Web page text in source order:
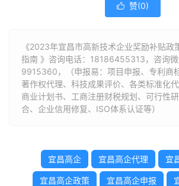
 赞(0)
《2023年宜昌市高新技术企业奖励补贴政
指南 》咨询电话： 18186455313，咨询微
9915360，（申报易：项目申报、专利商
著作权代理、科技成果评价、各类标准化代
商业计划书、工商注册财税规划、可行性
合、企业信用修复、ISO体系认证等）
宜昌高企 宜昌高企代理 宜
宜昌高企政策 宜昌高企申报